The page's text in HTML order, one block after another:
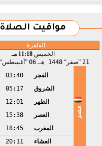
مواقيت الصلاة
الخميس11:18 مـ
21 صفر 1448 هـ 06 أغسطس
مصر
الفجر
03:40
الشروق
05:17
الظهر
12:01
العصر
15:38
المغرب
18:45
العشاء
20:11